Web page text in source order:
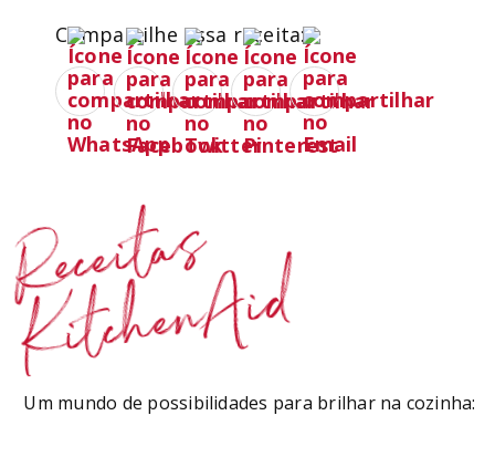
Compartilhe essa receita:
Receitas
KitchenAid
Um mundo de possibilidades para brilhar na cozinha: